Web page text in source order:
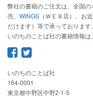
弊社の書籍のご注文は、全国
売、 WINGS （ＷＥＢ店）、お
だけます）等で承っております。
いのちのことば社の書籍情報は
いのちのことば社
164-0001
東京都中野区中野2-1-5